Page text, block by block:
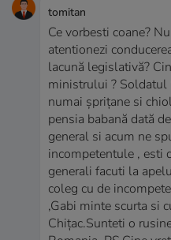
tomitan
Ce vorbesti coane?
atentionezi
lacună legislativă?
ministrului ? Soldatul
numai șprițane si
pensia babană dată
general si acum ne
incompetentule , esti
generali facuti la
coleg cu de
,Gabi minte scurta si
Chițac.Sunteti o